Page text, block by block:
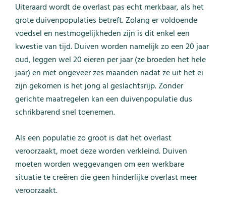
Uiteraard wordt de overlast pas echt merkbaar, als het
grote duivenpopulaties betreft. Zolang er voldoende
voedsel en nestmogelijkheden zijn is dit enkel een
kwestie van tijd. Duiven worden namelijk zo een 20 jaar
oud, leggen wel 20 eieren per jaar (ze broeden het hele
jaar) en met ongeveer zes maanden nadat ze uit het ei
zijn gekomen is het jong al geslachtsrijp. Zonder
gerichte maatregelen kan een duivenpopulatie dus
schrikbarend snel toenemen.
Als een populatie zo groot is dat het overlast
veroorzaakt, moet deze worden verkleind. Duiven
moeten worden weggevangen om een werkbare
situatie te creëren die geen hinderlijke overlast meer
veroorzaakt.